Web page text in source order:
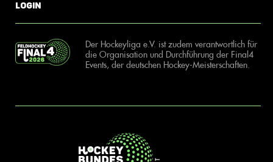
Login
Der Hockeyliga e.V. ist zudem verantwortlich für
die Organisation und Durchführung der Final4
Events, der deutschen Hockey-Meisterschaften.